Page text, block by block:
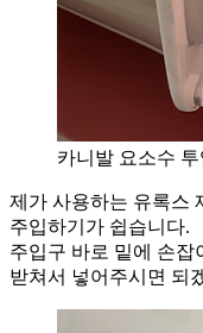
카니발 요소수
제가 사용하는 유록스
주입하기가 쉽습니다.
주입구 바로 밑에 손잡
받쳐서 넣어주시면 되